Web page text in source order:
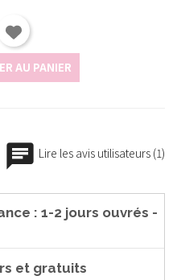
AU PANIER
Lire les avis utilisateurs (1)
: 1-2 jours ouvrés -
et gratuits